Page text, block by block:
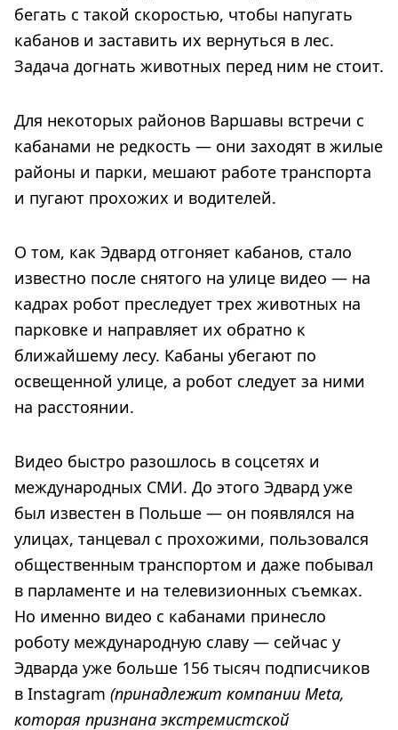
бегать с такой скоростью, чтобы напугать
кабанов и заставить их вернуться в лес.
Задача догнать животных перед ним не стоит.
Для некоторых районов Варшавы встречи с
кабанами не редкость — они заходят в жилые
районы и парки, мешают работе транспорта
и пугают прохожих и водителей.
О том, как Эдвард отгоняет кабанов, стало
известно после снятого на улице видео — на
кадрах робот преследует трех животных на
парковке и направляет их обратно к
ближайшему лесу. Кабаны убегают по
освещенной улице, а робот следует за ними
на расстоянии.
Видео быстро разошлось в соцсетях и
международных СМИ. До этого Эдвард уже
был известен в Польше — он появлялся на
улицах, танцевал с прохожими, пользовался
общественным транспортом и даже побывал
в парламенте и на телевизионных съемках.
Но именно видео с кабанами принесло
роботу международную славу — сейчас у
Эдварда уже больше 156 тысяч подписчиков
в Instagram (принадлежит компании Meta,
которая признана экстремистской